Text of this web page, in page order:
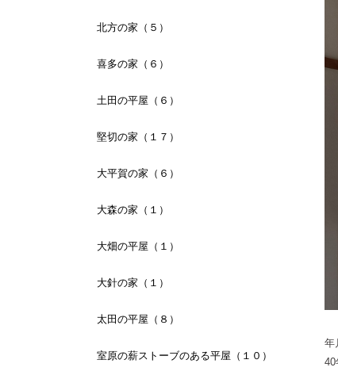
年
40
北方の家（５）
喜多の家（６）
土田の平屋（６）
堅切の家（１７）
大平賀の家（６）
大森の家（１）
大畑の平屋（１）
大針の家（１）
太田の平屋（８）
室原の薪ストーブのある平屋（１０）